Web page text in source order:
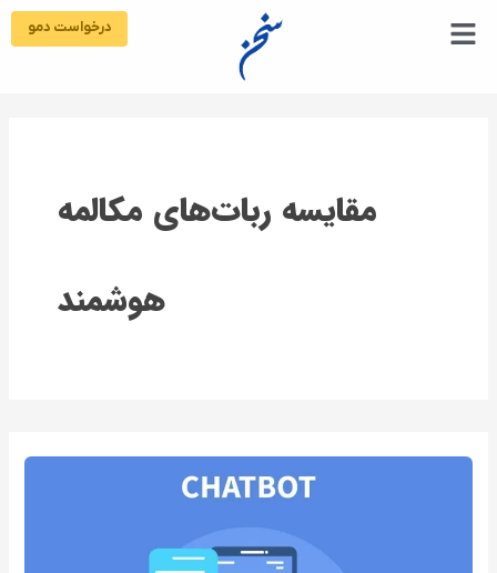
درخواست دمو
مقایسه ربات‌های مکالمه
هوشمند